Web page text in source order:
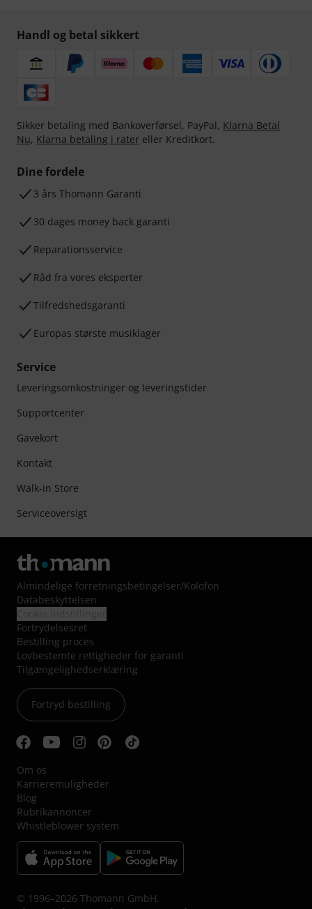
Handl og betal sikkert
Sikker betaling med Bankoverførsel, PayPal, Klarna Betal
Nu, Klarna betaling i rater eller Kreditkort.
Dine fordele
3 års Thomann Garanti
30 dages money back garanti
Reparationsservice
Råd fra vores eksperter
Tilfredshedsgaranti
Europas største musiklager
Service
Leveringsomkostninger og leveringstider
Supportcenter
Gavekort
Kontakt
Walk-in Store
Serviceoversigt
Almindelige forretningsbetingelser/Kolofon
Databeskyttelsen
Fortrydelsesret
Bestilling proces
Lovbestemte rettigheder for garanti
Tilgængelighedserklæring
Fortryd bestilling
Om os
Karrieremuligheder
Blog
Rubrikannoncer
Whistleblower system
© 1996–2026 Thomann GmbH.